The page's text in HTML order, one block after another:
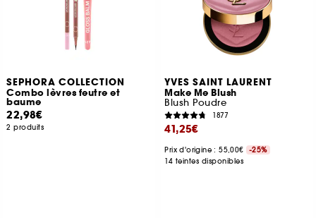
SEPHORA COLLECTION
Combo lèvres feutre et
baume
22,98€
2 produits
YVES SAINT LAURENT
Make Me Blush
Blush Poudre
1877
41,25€
Prix d'origine : 55,00€
-25%
14 teintes disponibles